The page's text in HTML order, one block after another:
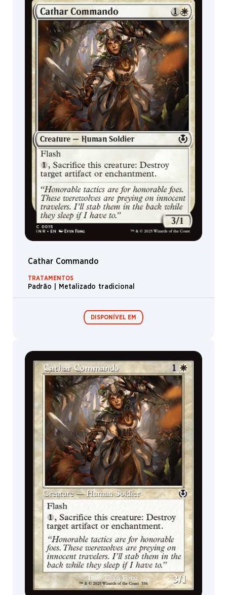
Boosters de
Jogo
Colecionador
Cathar Commando
TRATAMENTOS
Padrão | Metalizado tradicional
DISPONÍVEL EM
Boosters de
Jogo
Boosters de
Colecionador